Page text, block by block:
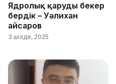
Ядролық қаруды бекер
бердік – Уәлихан
Қайсаров
3 шілде, 2025